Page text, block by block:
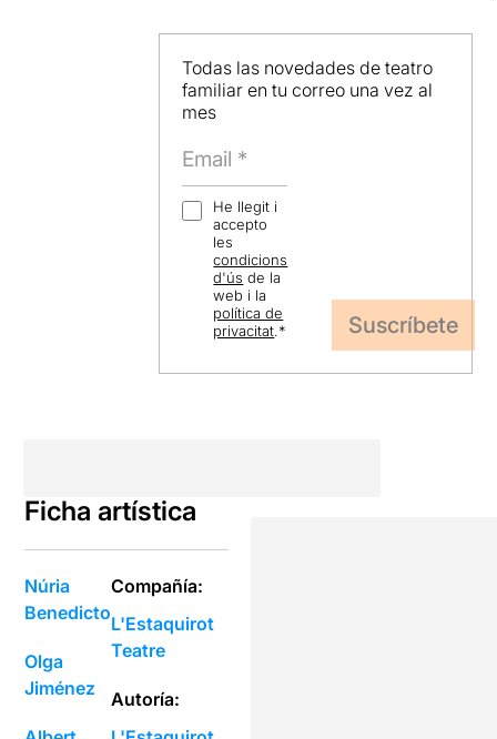
Todas las novedades de teatro
familiar en tu correo una vez al
mes
He llegit i
accepto
les
condicions
d'ús de la
web i la
política de
privacitat.*
Ficha artística
Núria
Benedicto
Olga
Jiménez
Compañía:
L'Estaquirot
Teatre
Autoría: